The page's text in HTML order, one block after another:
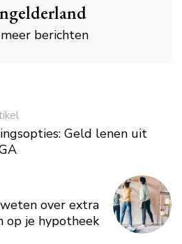
berichten
Geld lenen uit
over extra
op je hypotheek